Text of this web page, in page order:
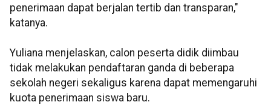
penerimaan dapat berjalan tertib dan transparan,"
katanya.
Yuliana menjelaskan, calon peserta didik diimbau
tidak melakukan pendaftaran ganda di beberapa
sekolah negeri sekaligus karena dapat memengaruhi
kuota penerimaan siswa baru.